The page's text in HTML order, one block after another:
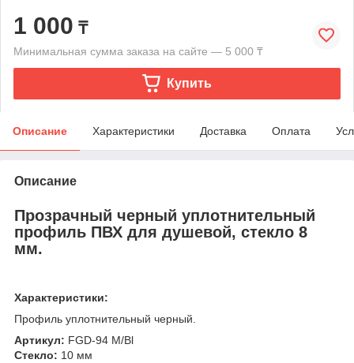
1 000 ₸
Минимальная сумма заказа на сайте — 5 000 ₸
Купить
Описание Характеристики Доставка Оплата
Описание
Прозрачный черный уплотнительный
профиль ПВХ для душевой, стекло 8
мм.
Характеристики:
Профиль уплотнительный черный.
Артикул: FGD-94 M/Bl
Cтекло: 10 мм